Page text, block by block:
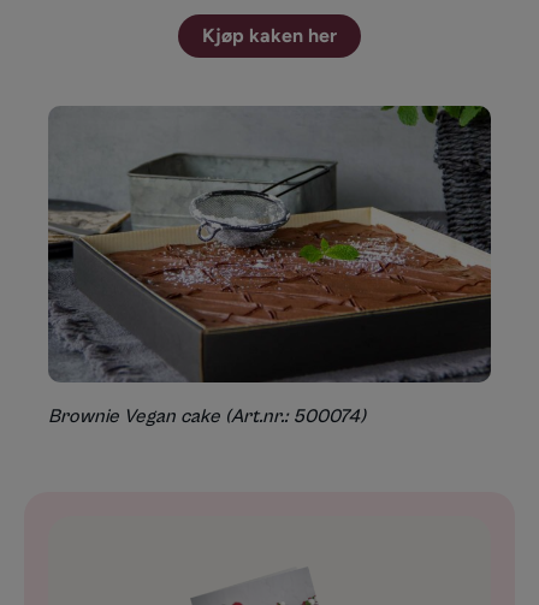
Kjøp kaken her
Brownie Vegan cake (Art.nr.: 500074)